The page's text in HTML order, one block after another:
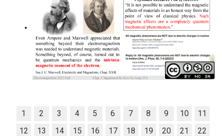
1 2 3 4 5 6 7 8 9 10
11
12
13 14 15 16 17 18 19 20 21
22